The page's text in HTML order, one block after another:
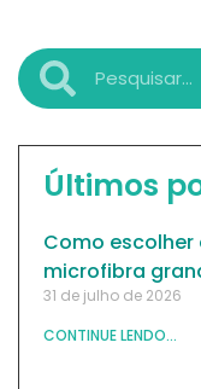
Últimos
Como
microfibra
31 de julho de 2026
CONTINUE LENDO...